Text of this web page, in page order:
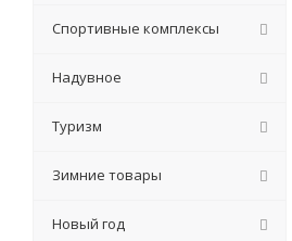
Спортивные комплексы
Надувное
Туризм
Зимние товары
Новый год